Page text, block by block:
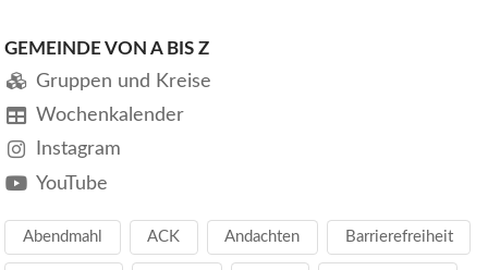
GEMEINDE VON A BIS Z
Gruppen und Kreise
Wochenkalender
Instagram
YouTube
Abendmahl ACK Andachten Barrierefreiheit